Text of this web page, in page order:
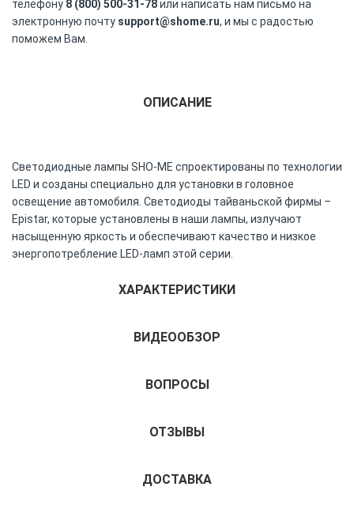
телефону 8 (800) 500-31-78или написать нам письмо на
электронную почту support@shome.ru, и мы с радостью
поможем Вам.
ОПИСАНИЕ
Светодиодные лампы SHO-ME спроектированы по технологии
LED и созданы специально для установки в головное
освещение автомобиля. Светодиоды тайваньской фирмы –
Epistar, которые установлены в наши лампы, излучают
насыщенную яркость и обеспечивают качество и низкое
энергопотребление LED-ламп этой серии.
ХАРАКТЕРИСТИКИ
ВИДЕООБЗОР
ВОПРОСЫ
ОТЗЫВЫ
ДОСТАВКА